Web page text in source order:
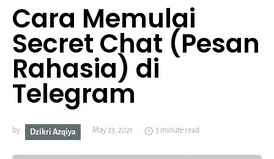
Cara Memulai
Secret Chat (Pesan
Rahasia) di
Telegram
by Dzikri Azqiya May 23, 2021 3 minute read